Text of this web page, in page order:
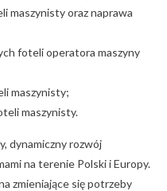
maszynisty oraz naprawa
foteli operatora maszyny
maszynisty;
maszynisty.
dynamiczny rozwój
na terenie Polski i Europy.
zmieniające się potrzeby